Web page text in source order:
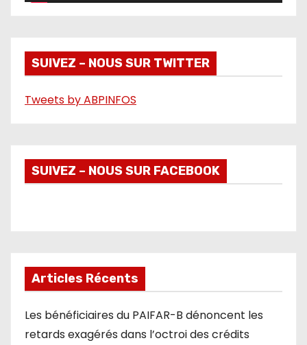
o
SUIVEZ – NOUS SUR TWITTER
Tweets by ABPINFOS
SUIVEZ – NOUS SUR FACEBOOK
Articles Récents
Les bénéficiaires du PAIFAR-B dénoncent les
retards exagérés dans l’octroi des crédits